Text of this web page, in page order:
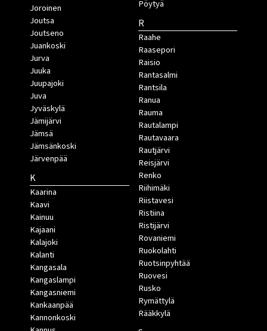
Joroinen
Joutsa
Joutseno
Juankoski
Jurva
Juuka
Juupajoki
Juva
Jyväskylä
Jämijärvi
Jämsä
Jämsänkoski
Järvenpää
K
Kaarina
Kaavi
Kainuu
Kajaani
Kalajoki
Kalanti
Kangasala
Kangaslampi
Kangasniemi
Kankaanpää
Kannonkoski
Pöytyä
R
Raahe
Raasepori
Raisio
Rantasalmi
Rantsila
Ranua
Rauma
Rautalampi
Rautavaara
Rautjärvi
Reisjärvi
Renko
Riihimäki
Riistavesi
Ristiina
Ristijärvi
Rovaniemi
Ruokolahti
Ruotsinpyhtää
Ruovesi
Rusko
Rymättylä
Rääkkylä